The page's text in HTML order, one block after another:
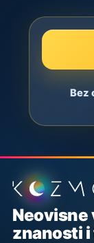
Bez
Podnožje
Neovisne
znanosti